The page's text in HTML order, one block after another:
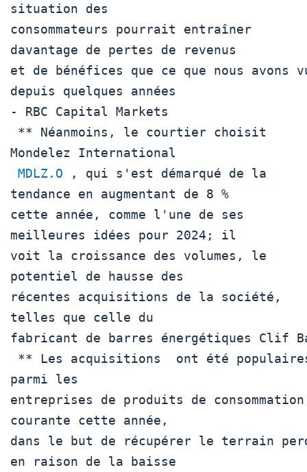
situation des
consommateurs pourrait entraîner
davantage de pertes de revenus
et de bénéfices que ce que nous avons
depuis quelques années
- RBC Capital Markets
Mondelez International
MDLZ.O , qui s'est démarqué de la
tendance en augmentant de 8 %
cette année, comme l'une de ses
meilleures idées pour 2024; il
voit la croissance des volumes, le
potentiel de hausse des
récentes acquisitions de la société,
telles que celle du
fabricant de barres énergétiques Clif
parmi les
entreprises de produits de consommation
courante cette année,
dans le but de récupérer le terrain
en raison de la baisse